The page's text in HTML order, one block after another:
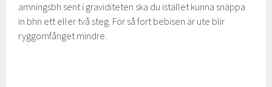
amningsbh sent i graviditeten ska du istället kunna snäppa
in bhn ett eller två steg. För så fort bebisen är ute blir
ryggomfånget mindre.